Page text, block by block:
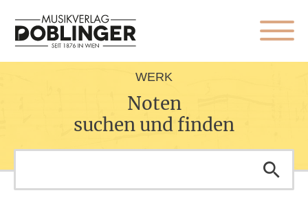
WERK
Noten
suchen und finden